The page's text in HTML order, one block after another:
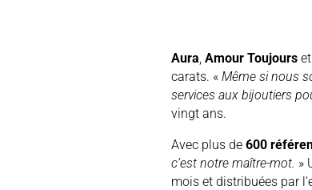
Aura ,Amour Toujours et
carats. «Même si nous
services aux bijoutiers
vingt ans.
Avec plus de600
c’est notre maître-mot. »
mois et distribuées par